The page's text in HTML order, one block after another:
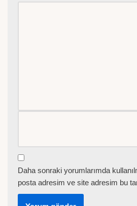
Daha sonraki yorumlarımda
posta adresim ve site adresim bu